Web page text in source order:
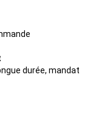
durée, mandat